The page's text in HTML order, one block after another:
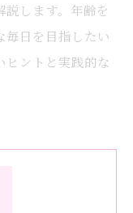
説します。年齢を
毎日を目指したい
ヒントと実践的な